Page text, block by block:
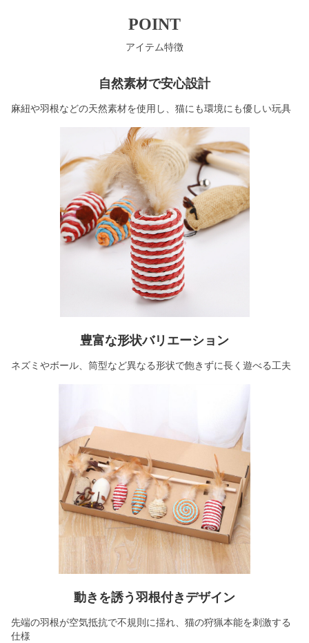
POINT
アイテム特徴
自然素材で安心設計
麻紐や羽根などの天然素材を使用し、猫にも環境にも優しい玩具
豊富な形状バリエーション
ネズミやボール、筒型など異なる形状で飽きずに長く遊べる工夫
動きを誘う羽根付きデザイン
先端の羽根が空気抵抗で不規則に揺れ、猫の狩猟本能を刺激する
仕様